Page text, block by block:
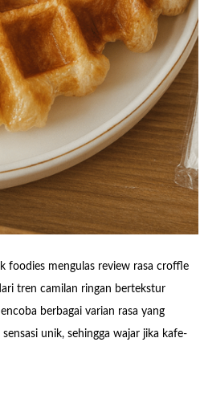
foodies mengulas review rasa croffle
tren camilan ringan bertekstur
berbagai varian rasa yang
unik, sehingga wajar jika kafe-